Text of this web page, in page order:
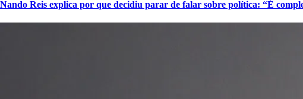
Nando Reis explica por que decidiu parar de falar sobre política: “É